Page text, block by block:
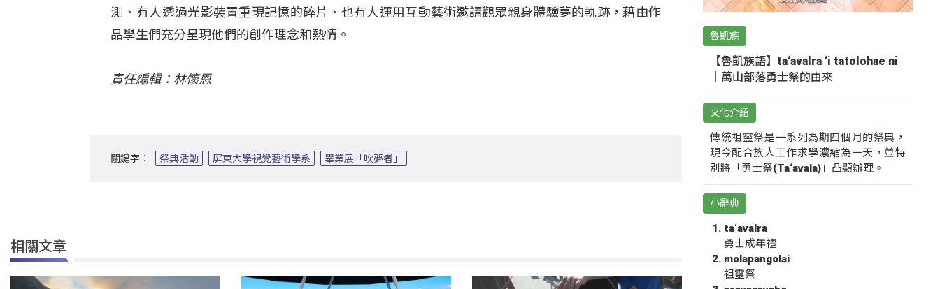
測、有人透過光影裝置重現記憶的碎片、也有人運用互動藝術邀請觀眾親身體驗夢的軌跡，藉由作
品學生們充分呈現他們的創作理念和熱情。
責任編輯：林懷恩
關鍵字： 祭典活動 屏東大學視覺藝術學系 畢業展「吹夢者」
相關文章
魯凱族
【魯凱族語】ta‘avalra ‘i tatolohae ni
｜萬山部落勇士祭的由來
文化介紹
傳統祖靈祭是一系列為期四個月的祭典，
現今配合族人工作求學濃縮為一天，並特
別將「勇士祭(Ta‘avala)」凸顯辦理。
小辭典
ta‘avalra
勇士成年禮
molapangolai
祖靈祭